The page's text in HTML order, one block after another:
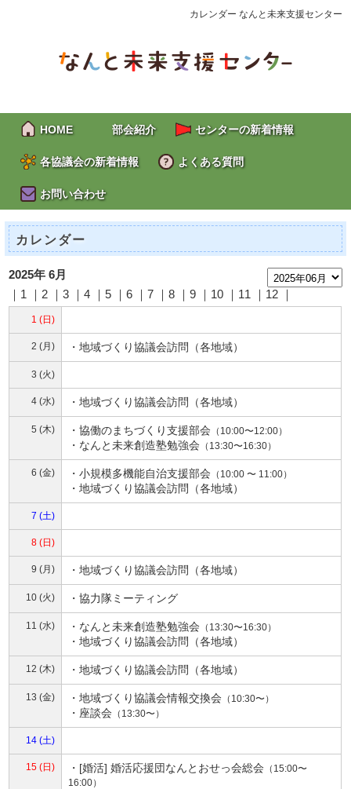
カレンダー なんと未来支援センター
HOME 部会紹介 センターの新着情報
各協議会の新着情報 よくある質問
お問い合わせ
カレンダー
2025年 6月
｜1 ｜2 ｜3 ｜4 ｜5 ｜6 ｜7 ｜8 ｜9 10 11 12
1 (日)
2 (月) ・地域づくり協議会訪問（各地域）
3 (火)
4 (水) ・地域づくり協議会訪問（各地域）
5 (木) ・協働のまちづくり支援部会 （10:00〜12:00）
・ なんと未来創造塾勉強会 （13:30〜16:30）
6 (金) ・小規模多機能自治支援部会 （10:00 〜 11:00）
・地域づくり協議会訪問（各地域）
7 (土)
8 (日)
9 (月) ・地域づくり協議会訪問（各地域）
10 (火) ・協力隊ミーティング
11 (水) ・ なんと未来創造塾勉強会 （13:30〜16:30）
・地域づくり協議会訪問（各地域）
12 (木) ・地域づくり協議会訪問（各地域）
13 (金) ・地域づくり協議会情報交換会 （10:30〜）
・ 座談会 （13:30〜）
14 (土)
15 (日) ・ [婚活] 婚活応援団なんとおせっ会総会 （15:00〜
16:00）